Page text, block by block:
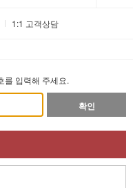
1:1 고객상담
를 입력해 주세요.
확인